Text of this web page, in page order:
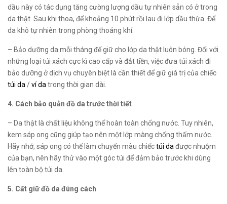
dầu này có tác dụng tăng cường lượng dầu tự nhiên sẵn có ở trong
da thật. Sau khi thoa, để khoảng 10 phút rồi lau đi lớp dầu thừa. Để
da khô tự nhiên trong phòng thoáng khí.
– Bảo dưỡng da mỗi tháng để giữ cho lớp da thật luôn bóng. Đối với
những loại túi xách cực kì cao cấp và đắt tiền, việc đưa túi xách đi
bảo dưỡng ở dịch vụ chuyên biệt là cần thiết để giữ giá trị của chiếc
túi da /ví da trong thời gian dài.
4. Cách bảo quản đồ da trước thời tiết
– Da thật là chất liệu không thể hoàn toàn chống nước. Tuy nhiên,
kem sáp ong cũng giúp tạo nên một lớp màng chống thấm nước.
Hãy nhớ, sáp ong có thể làm chuyển màu chiếctúi da được nhuộm
của bạn, nên hãy thử vào một góc túi để đảm bảo trước khi dùng
lên toàn bộ túi da.
5. Cất giữ đồ da đúng cách